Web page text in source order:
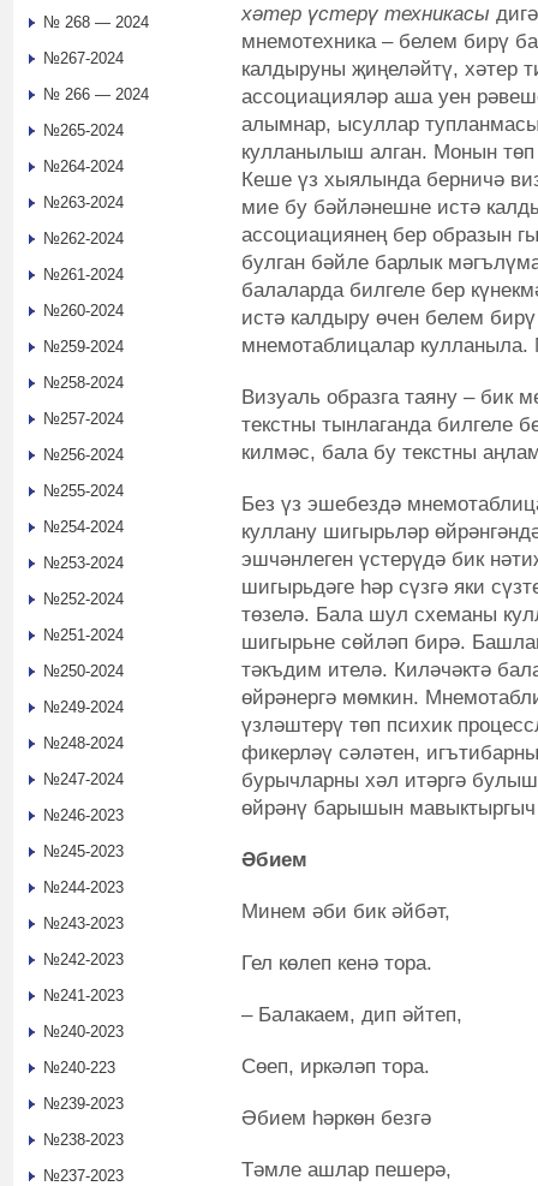
хәтер үстерү техникасы
мнемотехника – белем бирү
калдыруны җиңеләйтү, хәтер
ассоциацияләр аша уен
алымнар, ысуллар
кулланылыш алган. Монын
Кеше үз хыялында берничә
мие бу бәйләнешне истә
ассоциациянең бер образын
булган бәйле барлык
балаларда билгеле бер
истә калдыру өчен белем
мнемотаблицалар кулланыла.
Визуаль образга таяну – бик
текстны тынлаганда билгеле
килмәс, бала бу текстны
Без үз эшебездә
куллану шигырьләр
эшчәнлеген үстерүдә бик
шигырьдәге һәр сүзгә яки
төзелә. Бала шул схеманы
шигырьне сөйләп бирә.
тәкъдим ителә. Киләчәктә
өйрәнергә мөмкин.
үзләштерү төп психик
фикерләү сәләтен,
бурычларны хәл итәргә
өйрәнү барышын мавыктыргыч
Әбием
Минем әби бик әйбәт,
Гел көлеп кенә тора.
– Балакаем, дип әйтеп,
Сөеп, иркәләп тора.
Әбием һәркөн безгә
Тәмле ашлар пешерә,
№ 268 — 2024
№267-2024
№ 266 — 2024
№265-2024
№264-2024
№263-2024
№262-2024
№261-2024
№260-2024
№259-2024
№258-2024
№257-2024
№256-2024
№255-2024
№254-2024
№253-2024
№252-2024
№251-2024
№250-2024
№249-2024
№248-2024
№247-2024
№246-2023
№245-2023
№244-2023
№243-2023
№242-2023
№241-2023
№240-2023
№240-223
№239-2023
№238-2023
№237-2023